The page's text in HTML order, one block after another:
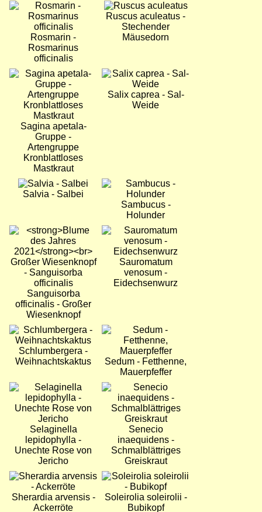
Bild
Rosmarin -
Rosmarinus
officinalis
Bild
Ruscus aculeatus -
Stechender
Mäusedorn
Bild
Sagina apetala-
Gruppe -
Artengruppe
Kronblattloses
Mastkraut
Bild
Salix caprea - Sal-
Weide
Bild
Salvia - Salbei
Bild
Sambucus -
Holunder
Bild
Sanguisorba
officinalis - Großer
Wiesenknopf
Bild
Sauromatum
venosum -
Eidechsenwurz
Bild
Schlumbergera -
Weihnachtskaktus
Bild
Sedum - Fetthenne,
Mauerpfeffer
Bild
Selaginella
lepidophylla -
Unechte Rose von
Jericho
Bild
Senecio
inaequidens -
Schmalblättriges
Greiskraut
Bild
Sherardia arvensis -
Ackerröte
Bild
Soleirolia soleirolii -
Bubikopf